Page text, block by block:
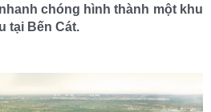
chóng hình thành một khu
tại Bến Cát.